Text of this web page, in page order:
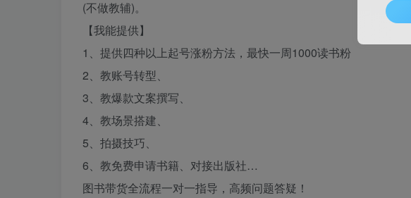
(不做教辅)。
【我能提供】
1、提供四种以上起号涨粉方法，最快一周1000读书粉
2、教账号转型、
3、教爆款文案撰写、
4、教场景搭建、
5、拍摄技巧、
6、教免费申请书籍、对接出版社…
图书带货全流程一对一指导，高频问题答疑！